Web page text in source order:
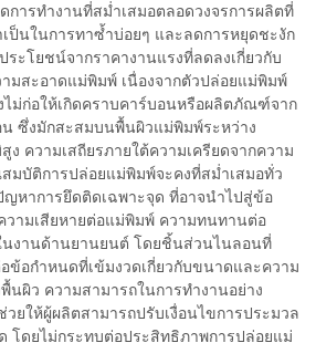
การทำงานที่สม่ำเสมอตลอดวงจรการผลิตที่
ป็นในการทาซ้ำบ่อยๆ และลดการหยุดชะงัก
ะโยชน์จากราคางานแรงที่ลดลงเกี่ยวกับ
มสะอาดแม่พิมพ์ เนื่องจากตัวปล่อยแม่พิมพ์
ไม่ก่อให้เกิดคราบคาร์บอนหรือผลิตภัณฑ์จาก
น ซึ่งมักสะสมบนพื้นผิวแม่พิมพ์ระหว่าง
ความเสถียรภายใต้ความเครียดจากความ
มบัติการปล่อยแม่พิมพ์จะคงที่สม่ำเสมอทั่ว
หาการยึดติดเฉพาะจุด ที่อาจนำไปสู่ข้อ
วามเสียหายต่อแม่พิมพ์ ความทนทานต่อ
นงานด้านยานยนต์ โดยชิ้นส่วนไนลอนที่
ข้อกำหนดที่เข้มงวดเกี่ยวกับขนาดและความ
ผิว ความสามารถในการทำงานอย่าง
ยให้ผู้ผลิตสามารถปรับเงื่อนไขการประมวล
โดยไม่กระทบต่อประสิทธิภาพการปล่อยแม่